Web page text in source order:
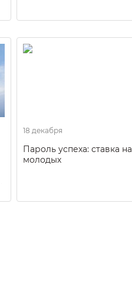
18 декабря
Пароль успеха: ставка на
молодых